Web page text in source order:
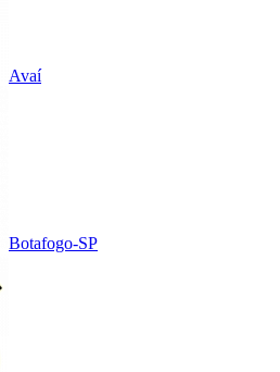
Avaí
Botafogo-SP